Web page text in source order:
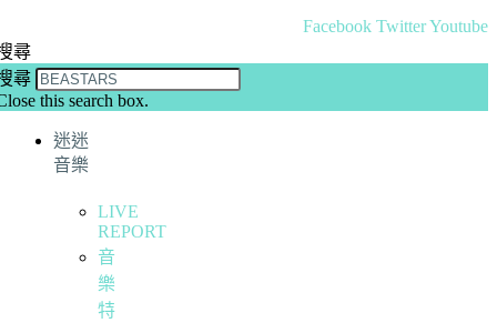
Facebook TwitterYoutube
尋
尋
this search box.
迷迷
音樂
LIVE
REPORT
音
樂
特